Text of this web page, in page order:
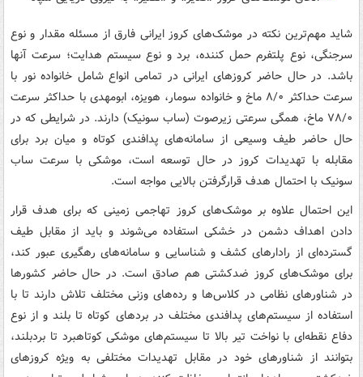
شاید مهم‌ترین نکته در موشک‌های کروز ایرانی فارق از مسئله مقدار و نوع
سرجنگی، نوع پلتفرم حمل کننده، برد و نوع سیستم هدایت؛ سرعت آنها
باشد. در حال حاضر کروزهای ایرانی در تمامی انواع شامل خانواده نور با
سرعت حداکثر ۸/۰ ماخ و خانواده سومار، هویزه، ابومهدی با حداکثر سرعت
۷۸/۰ ماخ، همگی سرعتی زیرصوت (ساب سونیک) دارند. در شرایطی که در
حال حاضر طیف وسیعی از سامانه‌های پدافندی کوتاه و میان برد برای
مقابله با تهدیدات کروز در حال توسعه است، موشکی با سرعت ساب
سونیک با احتمال هدف قرارگرفتن بالایی مواجه است.
این احتمال علاوه بر موشک‌های کروز تهاجمی زمینی که برای هدف قرار
دادن اهداف دشمن در خشکی استفاده می‌شوند و باید از مقابل طیف
گسترده‌ای از رادارهای کشف و شناسایی و سامانه‌های رهگیری عبور کند،
برای موشک‌های کروز ضدکشتی هم صادق است. در حال حاضر کشورها
در شناورهای نظامی در کلاس‌ها و رده‌های وزنی مختلف تلاش دارند تا با
استفاده از سیستم‌های پدافندی مختلف در بردهای کوتاه تا بلند و از نوع
دفاع نقطه‌ای با نواخت تیر بالا تا سیستم‌های موشکی کوتاهبرد تا بردبلند،
بتوانند از شناورهای خود در مقابل تهدیدات مختلفی به ویژه کروزهای